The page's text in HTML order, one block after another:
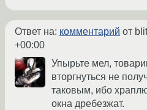
Ответ на: комментарий от
+00:00
Упырьте мел,
вторгнуться не
таковым, ибо
окна дребезжат.